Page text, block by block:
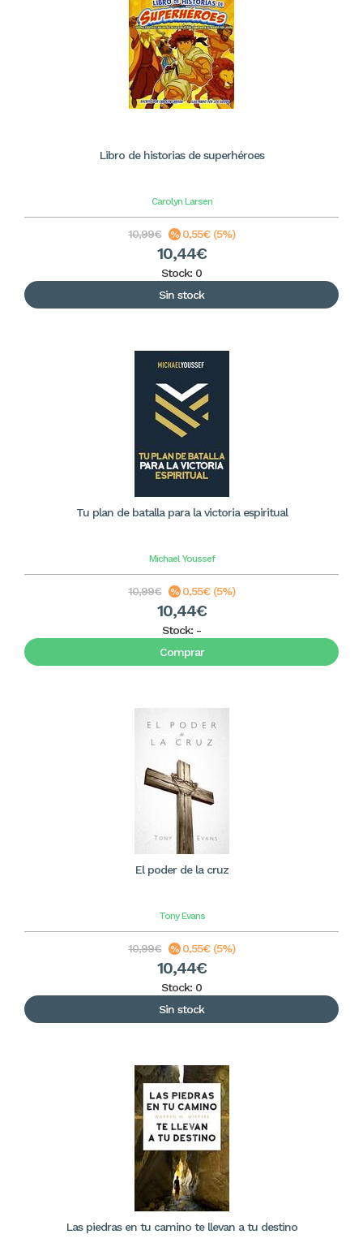
Libro de historias de superhéroes
Carolyn Larsen
10,99€ 0,55€ (5%)
10,44€
Stock: 0
Sin stock
Tu plan de batalla para la victoria espiritual
Michael Youssef
10,99€ 0,55€ (5%)
10,44€
Stock: -
Comprar
El poder de la cruz
Tony Evans
10,99€ 0,55€ (5%)
10,44€
Stock: 0
Sin stock
Las piedras en tu camino te llevan a tu destino